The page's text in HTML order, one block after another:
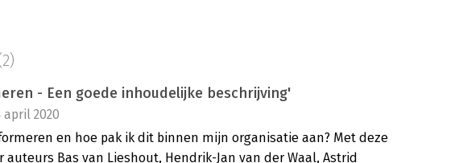
- Een goede inhoudelijke beschrijving'
2020
en hoe pak ik dit binnen mijn organisatie aan? Met deze
auteurs Bas van Lieshout, Hendrik-Jan van der Waal, Astrid